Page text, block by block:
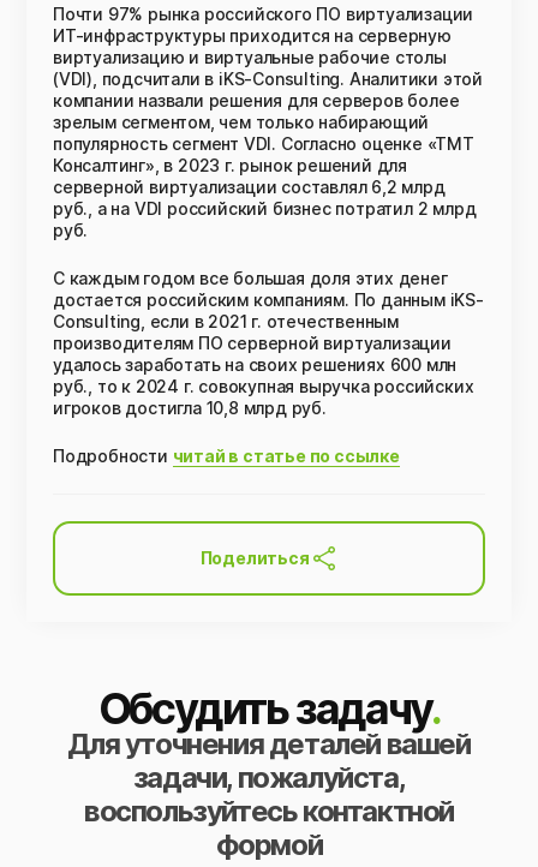
Почти 97% рынка российского ПО виртуализации
ИТ-инфраструктуры приходится на серверную
виртуализацию и виртуальные рабочие столы
(VDI), подсчитали в iKS-Consulting. Аналитики этой
компании назвали решения для серверов более
зрелым сегментом, чем только набирающий
популярность сегмент VDI. Согласно оценке «ТМТ
Консалтинг», в 2023 г. рынок решений для
серверной виртуализации составлял 6,2 млрд
руб., а на VDI российский бизнес потратил 2 млрд
руб.
С каждым годом все большая доля этих денег
достается российским компаниям. По данным iKS-
Consulting, если в 2021 г. отечественным
производителям ПО серверной виртуализации
удалось заработать на своих решениях 600 млн
руб., то к 2024 г. совокупная выручка российских
игроков достигла 10,8 млрд руб.
Подробности читай в статье по ссылке
Поделиться
Обсудить задачу.
Для уточнения деталей вашей
задачи, пожалуйста,
воспользуйтесь контактной
формой